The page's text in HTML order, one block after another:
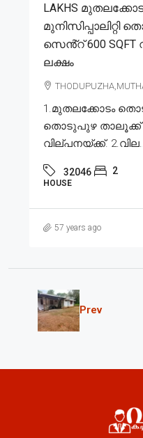
LAKHS
മുനിസിപ്പാലിറ്റി
സെൻ്റ് 600 SQFT
ലക്ഷം
1.മുതലക്കോടം
തൊടുപുഴ താലൂക്ക്
വില്പനയ്ക്ക്.
32046 2
HOUSE
57 years ago
Prev